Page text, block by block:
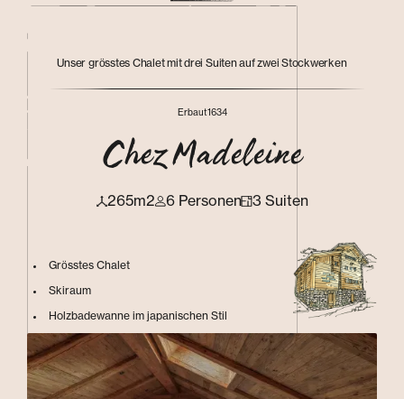
Unser grösstes Chalet mit drei Suiten auf zwei Stockwerken
Erbaut1634
Chez Madeleine
265m2 6 Personen 3 Suiten
Grösstes Chalet
Skiraum
Holzbadewanne im japanischen Stil